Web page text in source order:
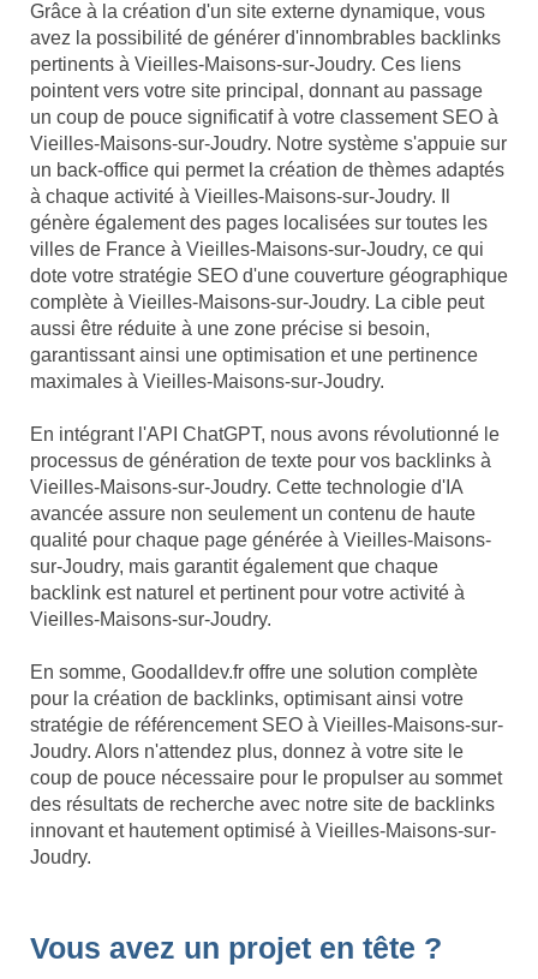
Grâce à la création d'un site externe dynamique, vous
avez la possibilité de générer d'innombrables backlinks
pertinents à Vieilles-Maisons-sur-Joudry. Ces liens
pointent vers votre site principal, donnant au passage
un coup de pouce significatif à votre classement SEO à
Vieilles-Maisons-sur-Joudry. Notre système s'appuie sur
un back-office qui permet la création de thèmes adaptés
à chaque activité à Vieilles-Maisons-sur-Joudry. Il
génère également des pages localisées sur toutes les
villes de France à Vieilles-Maisons-sur-Joudry, ce qui
dote votre stratégie SEO d'une couverture géographique
complète à Vieilles-Maisons-sur-Joudry. La cible peut
aussi être réduite à une zone précise si besoin,
garantissant ainsi une optimisation et une pertinence
maximales à Vieilles-Maisons-sur-Joudry.
En intégrant l'API ChatGPT, nous avons révolutionné le
processus de génération de texte pour vos backlinks à
Vieilles-Maisons-sur-Joudry. Cette technologie d'IA
avancée assure non seulement un contenu de haute
qualité pour chaque page générée à Vieilles-Maisons-
sur-Joudry, mais garantit également que chaque
backlink est naturel et pertinent pour votre activité à
Vieilles-Maisons-sur-Joudry.
En somme, Goodalldev.fr offre une solution complète
pour la création de backlinks, optimisant ainsi votre
stratégie de référencement SEO à Vieilles-Maisons-sur-
Joudry. Alors n'attendez plus, donnez à votre site le
coup de pouce nécessaire pour le propulser au sommet
des résultats de recherche avec notre site de backlinks
innovant et hautement optimisé à Vieilles-Maisons-sur-
Joudry.
Vous avez un projet en tête ?